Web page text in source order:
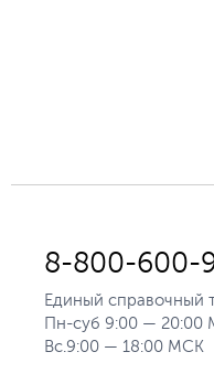
8-800-600-
Единый справочный
Пн-суб 9:00 — 20:00
Вс.9:00 — 18:00 МСК